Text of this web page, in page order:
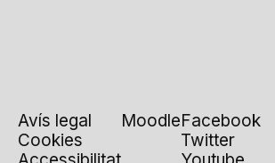
Avís legal
Cookies
MoodleFacebook
Twitter